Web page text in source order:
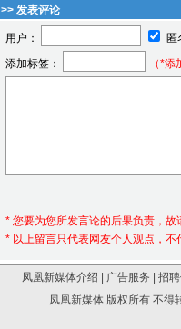
>> 发表评论
用户： 匿
添加标签：
（*
* 您要为您所发言论的后果负责，
* 以上留言只代表网友个人观点，不
凤凰新媒体介绍 广告服务 招
凤凰新媒体 版权所有 不得